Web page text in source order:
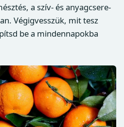
a szív- és anyagcsere-
Végigvesszük, mit tesz
be a mindennapokba